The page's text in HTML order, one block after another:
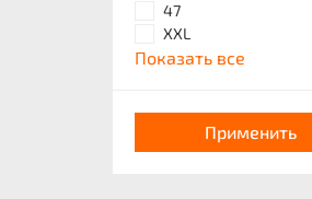
47
XXL
Показать все
Применить